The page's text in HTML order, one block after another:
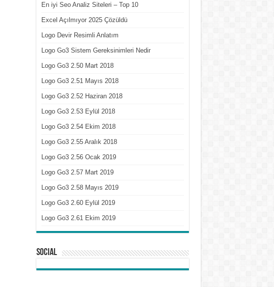
En iyi Seo Analiz Siteleri – Top 10
Excel Açılmıyor 2025 Çözüldü
Logo Devir Resimli Anlatım
Logo Go3 Sistem Gereksinimleri Nedir
Logo Go3 2.50 Mart 2018
Logo Go3 2.51 Mayıs 2018
Logo Go3 2.52 Haziran 2018
Logo Go3 2.53 Eylül 2018
Logo Go3 2.54 Ekim 2018
Logo Go3 2.55 Aralık 2018
Logo Go3 2.56 Ocak 2019
Logo Go3 2.57 Mart 2019
Logo Go3 2.58 Mayıs 2019
Logo Go3 2.60 Eylül 2019
Logo Go3 2.61 Ekim 2019
Social